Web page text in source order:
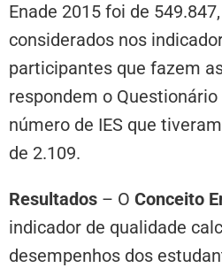
Enade 2015 foi de
considerados nos
participantes que fazem
respondem o Questionário
número de IES que
de 2.109.
Resultados – O Conceito
indicador de qualidade
desempenhos dos